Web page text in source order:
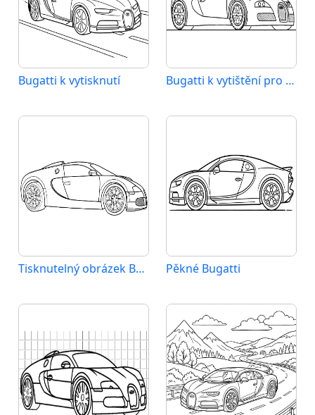
Bugatti k vytisknutí Bugatti k vytištění pro děti
Tisknutelný obrázek Bugatti Pěkné Bugatti